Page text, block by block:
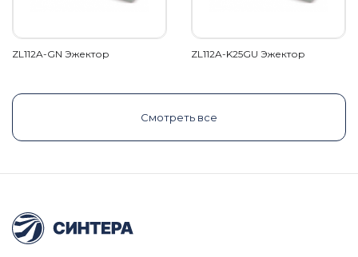
ZL112A-GN Эжектор ZL112A-K25GU Эжектор
Смотреть все